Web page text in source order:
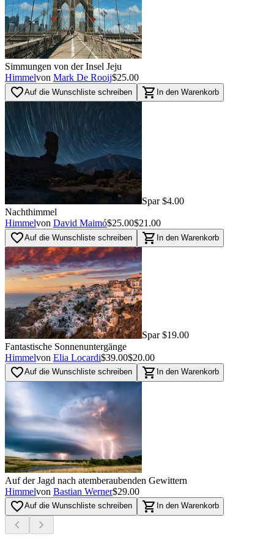
Simmungen von der Insel Jeju
Himmelvon Mark De Rooij$25.00
favorite_borderAuf die Wunschliste schreiben shopping_cart In den Warenkorb
Spar $4.00
Nachthimmel
Himmelvon David Maimó$25.00$21.00
favorite_borderAuf die Wunschliste schreiben shopping_cart In den Warenkorb
Spar $19.00
Fantastische Sonnenuntergänge
Himmelvon Elia Locardi$39.00$20.00
favorite_borderAuf die Wunschliste schreiben shopping_cart In den Warenkorb
Auf der Jagd nach atemberaubenden Gewittern
Himmelvon Bastian Werner$29.00
favorite_borderAuf die Wunschliste schreiben shopping_cart In den Warenkorb
chevron_left chevron_right